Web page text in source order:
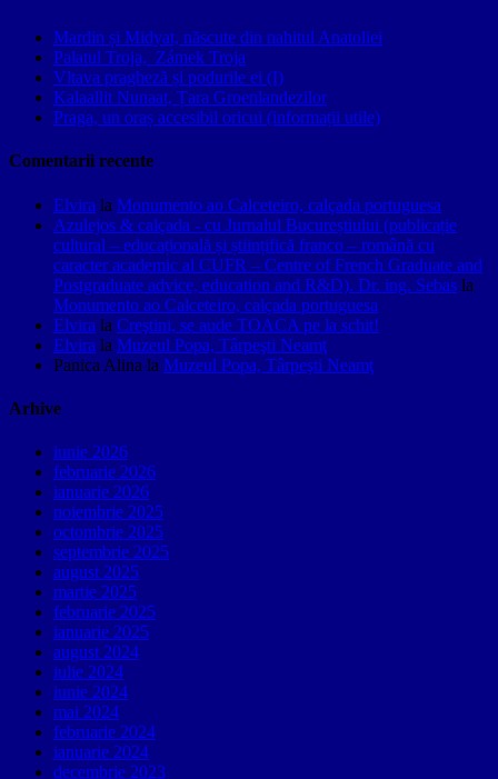
Mardin și Midyat, născute din nahitul Anatoliei
Palatul Troja, Zámek Troja
Vltava pragheză și podurile ei (I)
Kalaallit Nunaat, Țara Groenlandezilor
Praga, un oraș accesibil oricui (informații utile)
Comentarii recente
Elvira la Monumento ao Calceteiro, calçada portuguesa
Azulejos & calçada - cu Jurnalul Bucureștiului (publicație
cultural – educațională și științifică franco – română cu
caracter academic al CUFR – Centre of French Graduate and
Postgraduate advice, education and R&D). Dr. ing. Sebas la
Monumento ao Calceteiro, calçada portuguesa
Elvira la Creştini, se aude TOACA pe la schit!
Elvira la Muzeul Popa, Târpeşti Neamţ
Panica Alina la Muzeul Popa, Târpeşti Neamţ
Arhive
iunie 2026
februarie 2026
ianuarie 2026
noiembrie 2025
octombrie 2025
septembrie 2025
august 2025
martie 2025
februarie 2025
ianuarie 2025
august 2024
iulie 2024
iunie 2024
mai 2024
februarie 2024
ianuarie 2024
decembrie 2023